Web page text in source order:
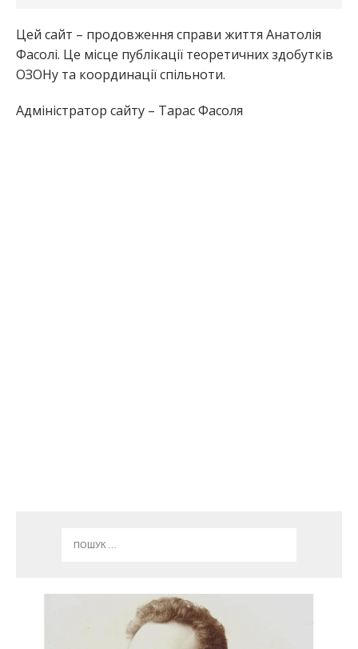
Цей сайт – продовження справи життя Анатолія
Фасолі. Це місце публікації теоретичних здобутків
ОЗОНу та координації спільноти.
Адміністратор сайту – Тарас Фасоля